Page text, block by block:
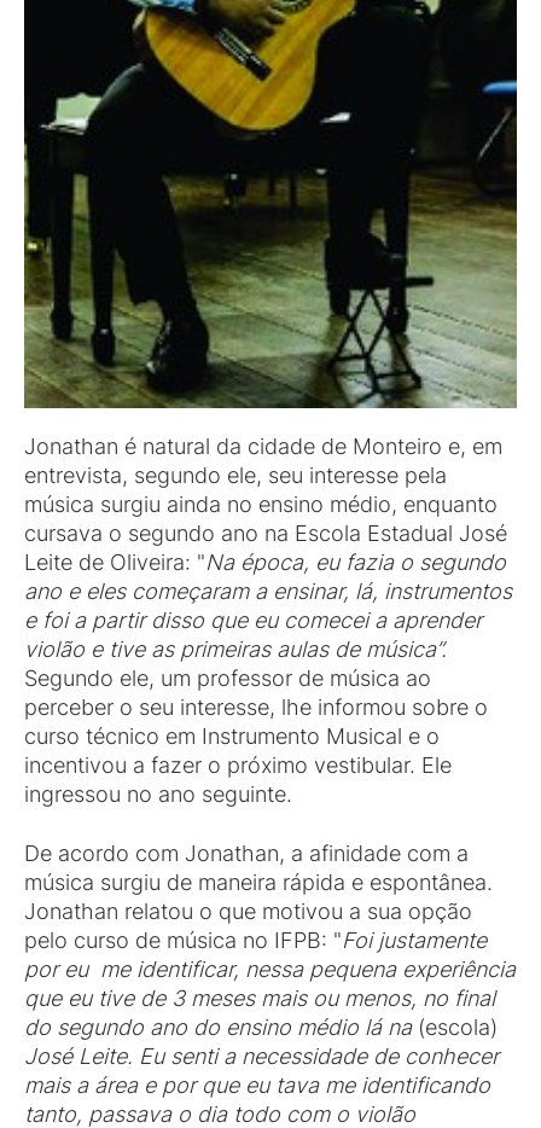
Jonathan é natural da cidade de Monteiro e, em
entrevista, segundo ele, seu interesse pela
música surgiu ainda no ensino médio, enquanto
cursava o segundo ano na Escola Estadual José
Leite de Oliveira: "Na época, eu fazia o segundo
ano e eles começaram a ensinar, lá, instrumentos
e foi a partir disso que eu comecei a aprender
violão e tive as primeiras aulas de música”.
Segundo ele, um professor de música ao
perceber o seu interesse, lhe informou sobre o
curso técnico em Instrumento Musical e o
incentivou a fazer o próximo vestibular. Ele
ingressou no ano seguinte.
De acordo com Jonathan, a afinidade com a
música surgiu de maneira rápida e espontânea.
Jonathan relatou o que motivou a sua opção
pelo curso de música no IFPB: "Foi justamente
por eu me identificar, nessa pequena experiência
que eu tive de 3 meses mais ou menos, no final
do segundo ano do ensino médio lá na (escola)
José Leite. Eu senti a necessidade de conhecer
mais a área e por que eu tava me identificando
tanto, passava o dia todo com o violão